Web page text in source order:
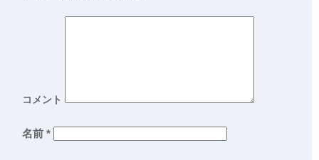
コメント
名前 *